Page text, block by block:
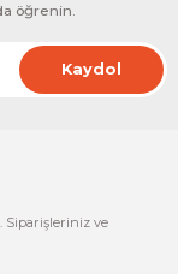
öğrenin.
Kaydol
Siparişleriniz ve